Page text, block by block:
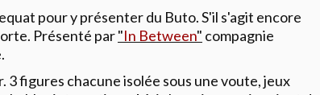
pour y présenter du Buto. S'il s'agit encore
Présenté par"In Between" compagnie
3 figures chacune isolée sous une voute, jeux